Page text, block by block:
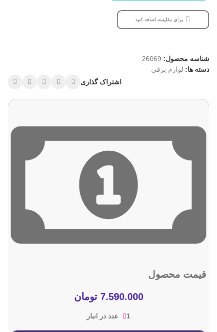
برای مقایسه اضافه کنید
شناسه محصول: 26069
دسته ها: لوازم برقی
اشتراک گذاری
قیمت محصول
7.590.000 تومان
1 عدد در انبار